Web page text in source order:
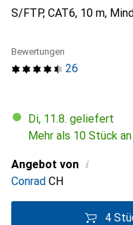
S/FTP, CAT6, 10 m,
26
Bewertungen
Di, 11.8. geliefert
Mehr als 10 Stück
Angebot von i
Conrad CH
4